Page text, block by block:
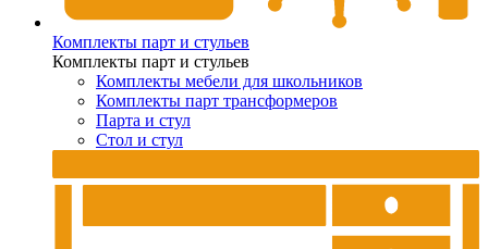
Комплекты парт и стульев
Комплекты парт и стульев
Комплекты мебели для школьников
Комплекты парт трансформеров
Парта и стул
Стол и стул